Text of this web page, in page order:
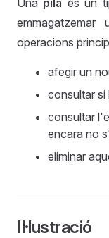
Una pila és un
emmagatzemar
operacions
afegir un
consultar si
consultar
encara no
eliminar
Il·lustració